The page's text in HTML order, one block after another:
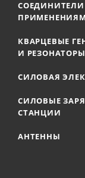
ПРИМЕНЕНИЯМ
КВАРЦЕВЫЕ
И РЕЗОНАТОРЫ
СИЛОВАЯ
СИЛОВЫЕ
СТАНЦИИ
АНТЕННЫ